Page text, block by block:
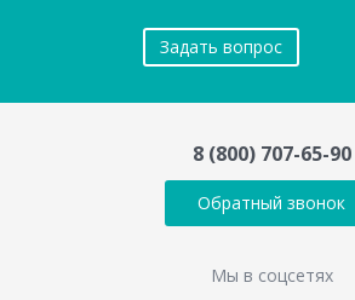
Задать вопрос
8 (800) 707-65-90
Обратный звонок
Мы в соцсетях